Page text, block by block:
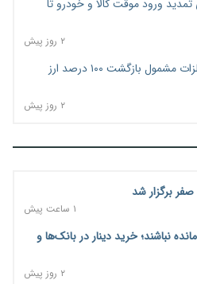
ورود موقت کالا و خودرو تا
۲ روز پیش
فهرست کالاهای فولادی و فلزات مشمول بازگشت ۱۰۰ درصد ارز
۲ روز پیش
برگزار شد
۱ ساعت پیش
نباشند؛ خرید دینار در بانک‌ها و
۲ روز پیش